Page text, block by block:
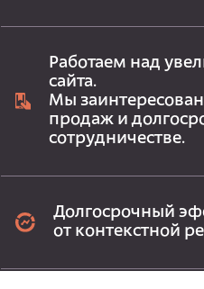
Работаем над
сайта.
Мы
продаж и
сотрудничестве.
Долгосрочный
от контекстной